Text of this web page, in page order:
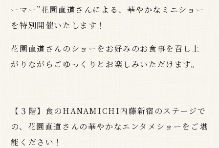
ーマー”花園直道さんによる、華やかなミニショー
を特別開催いたします！
花園直道さんのショーをお好みのお食事を召し上
がりながらごゆっくりとお楽しみいただけます。
【３階】食のHANAMICHI内藤新宿のステージで
の、花園直道さんの華やかなエンタメショーをご堪
能ください！